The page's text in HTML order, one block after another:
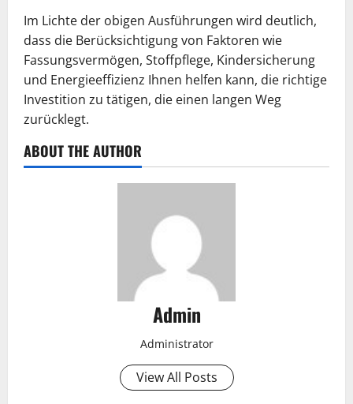
Im Lichte der obigen Ausführungen wird deutlich,
dass die Berücksichtigung von Faktoren wie
Fassungsvermögen, Stoffpflege, Kindersicherung
und Energieeffizienz Ihnen helfen kann, die richtige
Investition zu tätigen, die einen langen Weg
zurücklegt.
ABOUT THE AUTHOR
Admin
Administrator
View All Posts